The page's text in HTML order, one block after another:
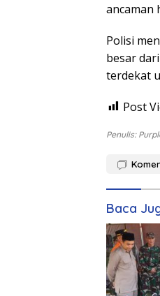
ancaman
Polisi
besar
terdekat
Post
Penulis:
Baca